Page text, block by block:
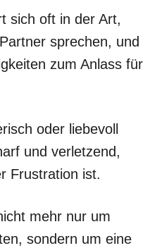
sich oft in der Art,
sprechen, und
zum Anlass für
oder liebevoll
und verletzend,
Frustration ist.
mehr nur um
sondern um eine